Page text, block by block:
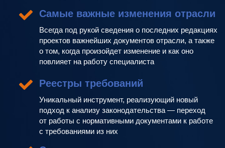
Самые важные изменения отрасли
Всегда под рукой сведения о последних редакциях
проектов важнейших документов отрасли, а также
о том, когда произойдет изменение и как оно
повлияет на работу специалиста
Реестры требований
Уникальный инструмент, реализующий новый
подход к анализу законодательства — переход
от работы с нормативными документами к работе
с требованиями из них